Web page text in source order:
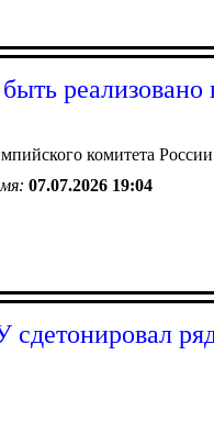
реализовано
комитета России
07.07.2026 19:04